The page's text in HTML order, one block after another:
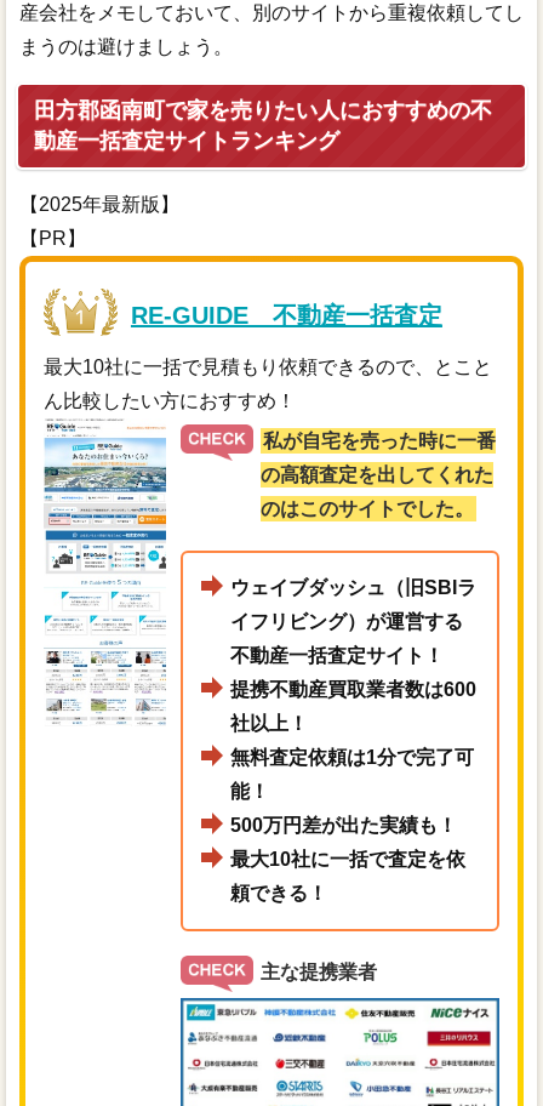
産会社をメモしておいて、別のサイトから重複依頼してし
まうのは避けましょう。
田方郡函南町で家を売りたい人におすすめの不
動産一括査定サイトランキング
【2025年最新版】
【PR】
RE-GUIDE 不動産一括査定
最大10社に一括で見積もり依頼できるので、とこと
ん比較したい方におすすめ！
私が自宅を売った時に一番
の高額査定を出してくれた
のはこのサイトでした。
ウェイブダッシュ（旧SBIラ
イフリビング）が運営する
不動産一括査定サイト！
提携不動産買取業者数は600
社以上！
無料査定依頼は1分で完了可
能！
500万円差が出た実績も！
最大10社に一括で査定を依
頼できる！
主な提携業者